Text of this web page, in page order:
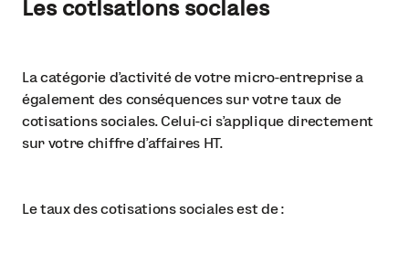
Les cotisations sociales
La catégorie d’activité de votre micro-entreprise a
également des conséquences sur votre taux de
cotisations sociales. Celui-ci s’applique directement
sur votre chiffre d’affaires HT.
Le taux des cotisations sociales est de :